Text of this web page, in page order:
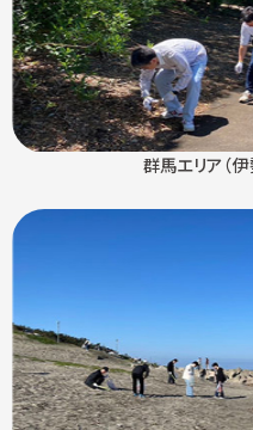
群馬エリア（